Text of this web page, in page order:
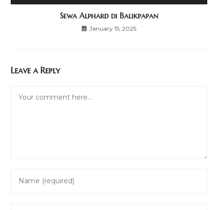
Sewa Alphard di Balikpapan
January 15, 2025
Leave a Reply